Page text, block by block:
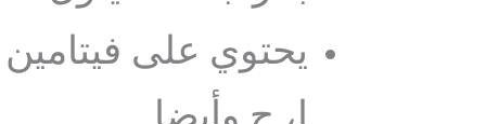
يحتوي على فيتامين